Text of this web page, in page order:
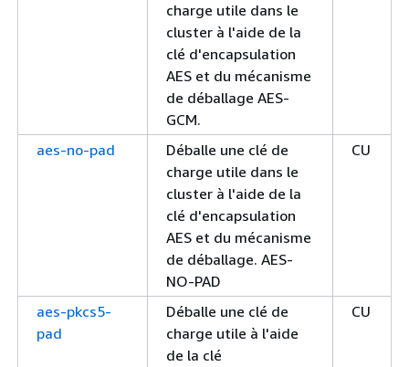
charge utile dans le
cluster à l'aide de la
clé d'encapsulation
AES et du mécanisme
de déballage AES-
GCM.
aes-no-pad
Déballe une clé de
charge utile dans le
cluster à l'aide de la
clé d'encapsulation
AES et du mécanisme
de déballage. AES-
NO-PAD
CU
aes-pkcs5-
pad
Déballe une clé de
charge utile à l'aide
de la clé
CU